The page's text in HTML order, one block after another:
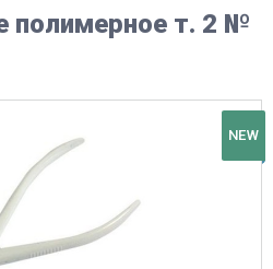
полимерное т. 2 №
NEW